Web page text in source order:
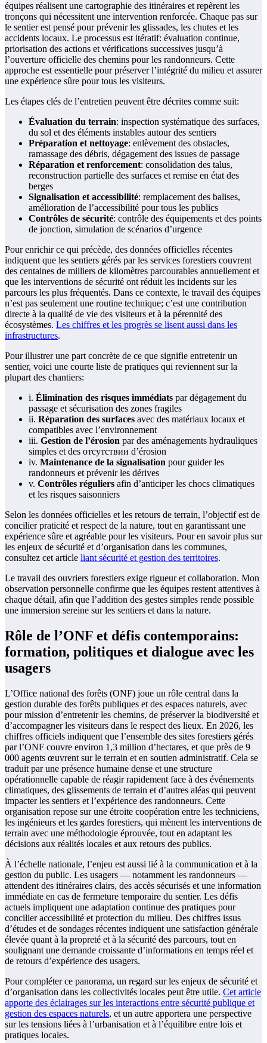
équipes réalisent une cartographie des itinéraires et repèrent les
tronçons qui nécessitent une intervention renforcée. Chaque pas sur
le sentier est pensé pour prévenir les glissades, les chutes et les
accidents locaux. Le processus est itératif: évaluation continue,
priorisation des actions et vérifications successives jusqu’à
l’ouverture officielle des chemins pour les randonneurs. Cette
approche est essentielle pour préserver l’intégrité du milieu et assurer
une expérience sûre pour tous les visiteurs.
Les étapes clés de l’entretien peuvent être décrites comme suit:
Évaluation du terrain: inspection systématique des surfaces,
du sol et des éléments instables autour des sentiers
Préparation et nettoyage: enlèvement des obstacles,
ramassage des débris, dégagement des issues de passage
Réparation et renforcement: consolidation des talus,
reconstruction partielle des surfaces et remise en état des
berges
Signalisation et accessibilité: remplacement des balises,
amélioration de l’accessibilité pour tous les publics
Contrôles de sécurité: contrôle des équipements et des points
de jonction, simulation de scénarios d’urgence
Pour enrichir ce qui précède, des données officielles récentes
indiquent que les sentiers gérés par les services forestiers couvrent
des centaines de milliers de kilomètres parcourables annuellement et
que les interventions de sécurité ont réduit les incidents sur les
parcours les plus fréquentés. Dans ce contexte, le travail des équipes
n’est pas seulement une routine technique; c’est une contribution
directe à la qualité de vie des visiteurs et à la pérennité des
écosystèmes. Les chiffres et les progrès se lisent aussi dans les
infrastructures.
Pour illustrer une part concrète de ce que signifie entretenir un
sentier, voici une courte liste de pratiques qui reviennent sur la
plupart des chantiers:
i. Élimination des risques immédiats par dégagement du
passage et sécurisation des zones fragiles
ii. Réparation des surfaces avec des matériaux locaux et
compatibles avec l’environnement
iii. Gestion de l’érosion par des aménagements hydrauliques
simples et des отсутствии d’érosion
iv. Maintenance de la signalisation pour guider les
randonneurs et prévenir les dérives
v. Contrôles réguliers afin d’anticiper les chocs climatiques
et les risques saisonniers
Selon les données officielles et les retours de terrain, l’objectif est de
concilier praticité et respect de la nature, tout en garantissant une
expérience sûre et agréable pour les visiteurs. Pour en savoir plus sur
les enjeux de sécurité et d’organisation dans les communes,
consultez cet article liant sécurité et gestion des territoires.
Le travail des ouvriers forestiers exige rigueur et collaboration. Mon
observation personnelle confirme que les équipes restent attentives à
chaque détail, afin que l’addition des gestes simples rende possible
une immersion sereine sur les sentiers et dans la nature.
Rôle de l’ONF et défis contemporains:
formation, politiques et dialogue avec les
usagers
L’Office national des forêts (ONF) joue un rôle central dans la
gestion durable des forêts publiques et des espaces naturels, avec
pour mission d’entretenir les chemins, de préserver la biodiversité et
d’accompagner les visiteurs dans le respect des lieux. En 2026, les
chiffres officiels indiquent que l’ensemble des sites forestiers gérés
par l’ONF couvre environ 1,3 million d’hectares, et que près de 9
000 agents œuvrent sur le terrain et en soutien administratif. Cela se
traduit par une présence humaine dense et une structure
opérationnelle capable de réagir rapidement face à des événements
climatiques, des glissements de terrain et d’autres aléas qui peuvent
impacter les sentiers et l’expérience des randonneurs. Cette
organisation repose sur une étroite coopération entre les techniciens,
les ingénieurs et les gardes forestiers, qui mènent les interventions de
terrain avec une méthodologie éprouvée, tout en adaptant les
décisions aux réalités locales et aux retours des publics.
À l’échelle nationale, l’enjeu est aussi lié à la communication et à la
gestion du public. Les usagers — notamment les randonneurs —
attendent des itinéraires clairs, des accès sécurisés et une information
immédiate en cas de fermeture temporaire du sentier. Les défis
actuels impliquent une adaptation continue des pratiques pour
concilier accessibilité et protection du milieu. Des chiffres issus
d’études et de sondages récentes indiquent une satisfaction générale
élevée quant à la propreté et à la sécurité des parcours, tout en
soulignant une demande croissante d’informations en temps réel et
de retours d’expérience des usagers.
Pour compléter ce panorama, un regard sur les enjeux de sécurité et
d’organisation dans les collectivités locales peut être utile. Cet article
apporte des éclairages sur les interactions entre sécurité publique et
gestion des espaces naturels, et un autre apportera une perspective
sur les tensions liées à l’urbanisation et à l’équilibre entre lois et
pratiques locales.